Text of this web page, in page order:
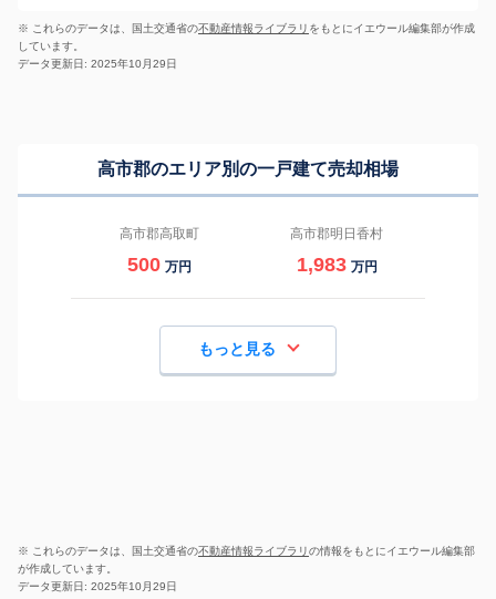
※ これらのデータは、国土交通省の不動産情報ライブラリ をもとにイエウール編集部が作成
しています。
データ更新日: 2025年10月29日
高市郡のエリア別の一戸建て売却相場
高市郡高取町
500 万円
高市郡明日香村
1,983 万円
もっと見る
※ これらのデータは、国土交通省の不動産情報ライブラリの情報をもとにイエウール編集部
が作成しています。
データ更新日: 2025年10月29日